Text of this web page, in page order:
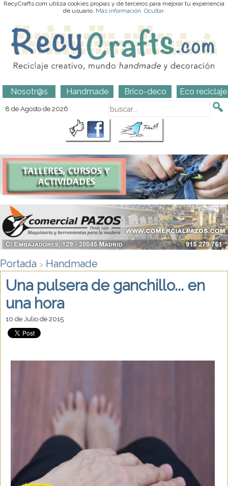
RecyCrafts.com utiliza cookies propias y de terceros para mejorar tu experiencia
de usuario. Más información. Ocultar.
Nosotr@s Handmade Brico-deco Eco reciclaje
8 de Agosto de 2026
Portada > Handmade
Una pulsera de ganchillo... en
una hora
10 de Julio de 2015